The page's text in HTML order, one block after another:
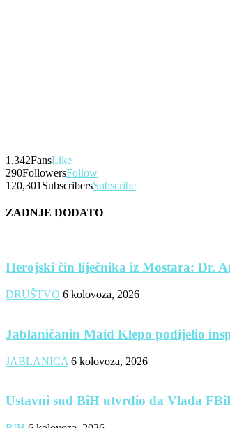
1,342FansLike
290FollowersFollow
120,301 SubscribersSubscribe
ZADNJE DODATO
Herojski čin liječnika iz Mostara: Dr.
DRUŠTVO 6 kolovoza, 2026
Jablaničanin Maid Klepo podijelio
JABLANICA 6 kolovoza, 2026
Ustavni sud BiH utvrdio da Vlada